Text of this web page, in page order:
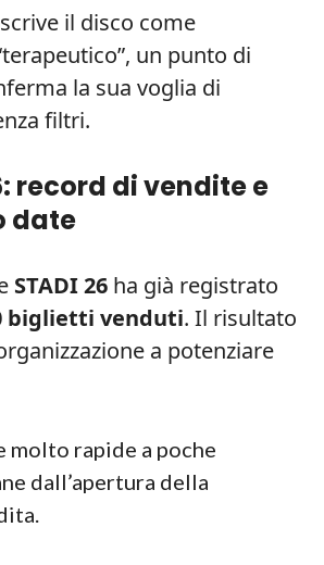
il disco come
un punto di
la sua voglia di
filtri.
record di vendite e
date
STADI 26 ha già registrato
biglietti venduti. Il risultato
a potenziare
molto rapide a poche
dall’apertura della